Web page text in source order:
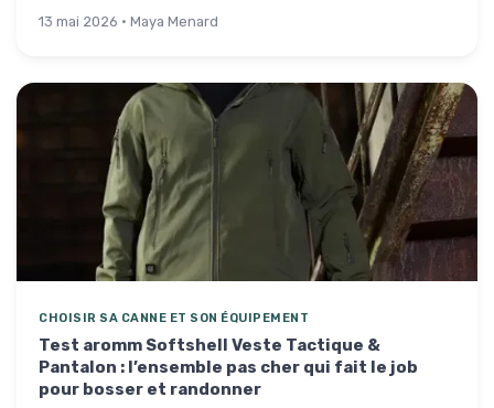
13 mai 2026 · Maya Menard
CHOISIR SA CANNE ET SON ÉQUIPEMENT
Test aromm Softshell Veste Tactique &
Pantalon : l’ensemble pas cher qui fait le job
pour bosser et randonner